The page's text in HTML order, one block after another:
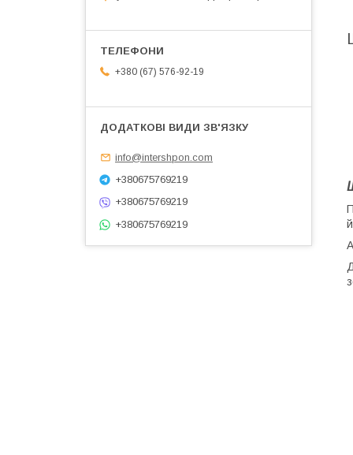
+380 (67) 576-92-19
info@intershpon.com
+380675769219
+380675769219
+380675769219